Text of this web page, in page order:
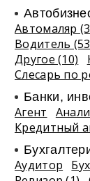
Автомаляр
Водитель
Другое (10)
Слесарь по
Банки,
Агент
Кредитный
Аудитор